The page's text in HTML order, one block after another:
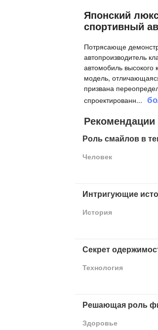
Японский
спортивный
Потрясающе
автопроизводитель
автомобиль высокого
модель,
призвана
спроектированн...
Рекомендации
Роль смайлов в
Человек
Интригующие
История
Секрет
Технология
Решающая роль
Здоровье